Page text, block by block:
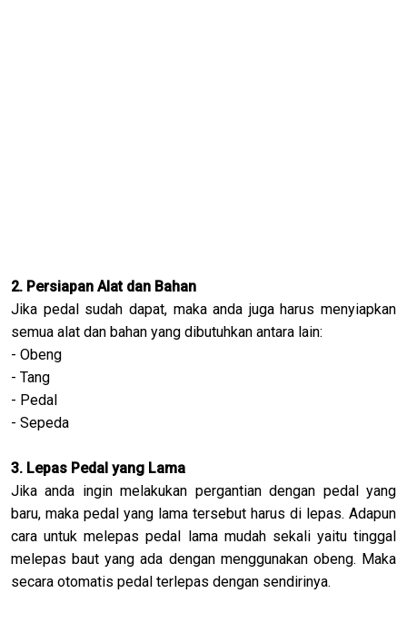
2. Persiapan Alat dan Bahan
Jika pedal sudah dapat, maka anda juga harus menyiapkan
semua alat dan bahan yang dibutuhkan antara lain:
- Obeng
- Tang
- Pedal
- Sepeda
3. Lepas Pedal yang Lama
Jika anda ingin melakukan pergantian dengan pedal yang
baru, maka pedal yang lama tersebut harus di lepas. Adapun
cara untuk melepas pedal lama mudah sekali yaitu tinggal
melepas baut yang ada dengan menggunakan obeng. Maka
secara otomatis pedal terlepas dengan sendirinya.